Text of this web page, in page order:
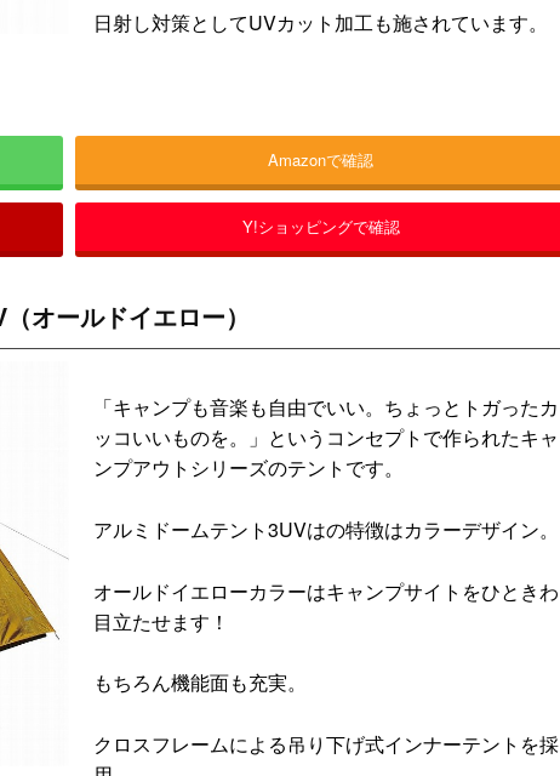
日射し対策としてUVカット加工も施されています。
Amazonで確認
Y!ショッピングで確認
オールドイエロー）
「キャンプも音楽も自由でいい。ちょっとトガったカ
ッコいいものを。」というコンセプトで作られたキャ
ンプアウトシリーズのテントです。
アルミドームテント3UVはの特徴はカラーデザイン。
オールドイエローカラーはキャンプサイトをひときわ
目立たせます！
もちろん機能面も充実。
クロスフレームによる吊り下げ式インナーテントを採